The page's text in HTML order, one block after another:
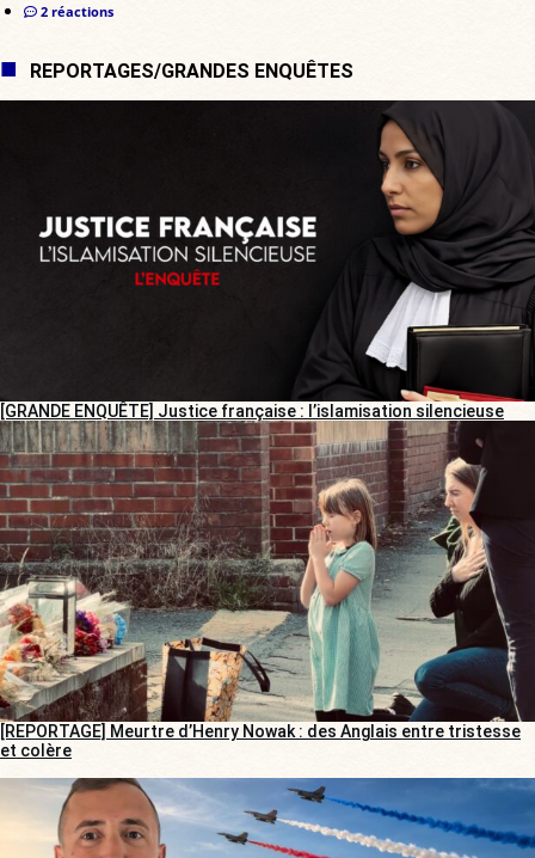
2 réactions
REPORTAGES/GRANDES ENQUÊTES
[GRANDE ENQUÊTE] Justice française : l’islamisation silencieuse
[REPORTAGE] Meurtre d’Henry Nowak : des Anglais entre tristesse
et colère